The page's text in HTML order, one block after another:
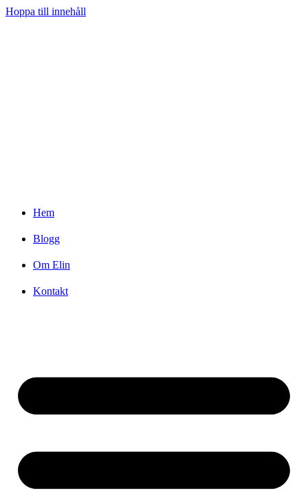
Hoppa till innehåll
Hem
Blogg
Om Elin
Kontakt